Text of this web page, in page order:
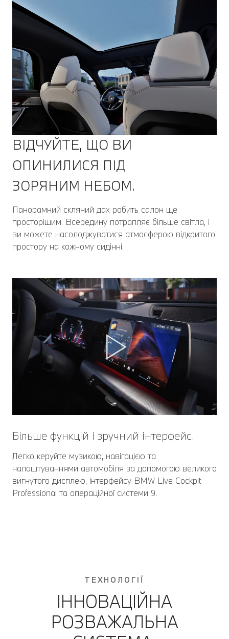
ВІДЧУЙТЕ, ЩО ВИ
ОПИНИЛИСЯ ПІД
ЗОРЯНИМ НЕБОМ.
Панорамний скляний дах робить салон ще
просторішим. Всередину потрапляє більше світла, і
ви можете насолоджуватися атмосферою відкритого
простору на кожному сидінні.
Більше функцій і зручний інтерфейс.
Легко керуйте музикою, навігацією та
налаштуваннями автомобіля за допомогою великого
вигнутого дисплею, інтерфейсу BMW Live Cockpit
Professional та операційної системи 9.
ТЕХНОЛОГІЇ
ІННОВАЦІЙНА
РОЗВАЖАЛЬНА